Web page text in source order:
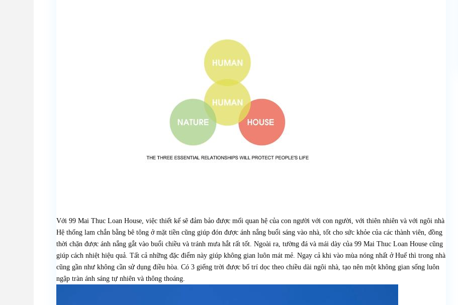
Với 99 Mai Thuc Loan House, việc thiết kế sẽ đảm bảo được mối quan hệ của con người với con người, với thiên nhiên và với ngôi nhà
Hệ thống lam chắn bằng bê tông ở mặt tiền cũng giúp đón được ánh nắng buổi sáng vào nhà, tốt cho sức khỏe của các thành viên, đồng
thời chặn được ánh nắng gắt vào buổi chiều và tránh mưa hắt rất tốt. Ngoài ra, tường đá và mái dày của 99 Mai Thuc Loan House cũng
giúp cách nhiệt hiệu quả. Tất cả những đặc điểm này giúp không gian luôn mát mẻ. Ngay cả khi vào mùa nóng nhất ở Huế thì trong nhà
cũng gần như không cần sử dụng điều hòa. Có 3 giếng trời được bố trí dọc theo chiều dài ngôi nhà, tạo nên một không gian sống luôn
ngập tràn ánh sáng tự nhiên và thông thoáng.